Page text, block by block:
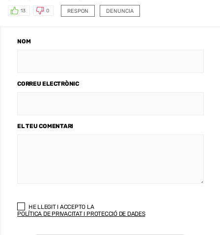
RESPON
13 0 DENUNCIA
NOM
CORREU ELECTRÒNIC
EL TEU COMENTARI
HE LLEGIT I ACCEPTO LA
POLÍTICA DE PRIVACITAT I PROTECCIÓ DE DADES